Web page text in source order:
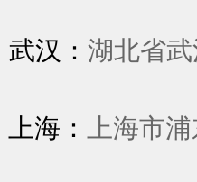
武汉： 湖北省
上海：
上海